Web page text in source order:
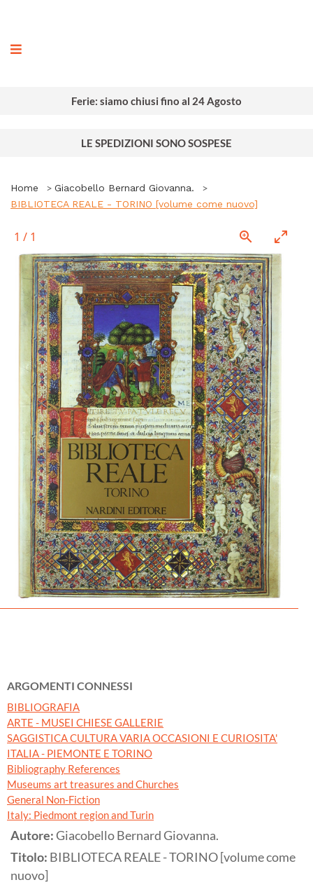
Ferie: siamo chiusi fino al 24 Agosto
LE SPEDIZIONI SONO SOSPESE
Home
Giacobello Bernard Giovanna.
BIBLIOTECA REALE - TORINO [volume come nuovo]
1 / 1
ARGOMENTI CONNESSI
BIBLIOGRAFIA
ARTE - MUSEI CHIESE GALLERIE
SAGGISTICA CULTURA VARIA OCCASIONI E CURIOSITA'
ITALIA - PIEMONTE E TORINO
Bibliography References
Museums art treasures and Churches
General Non-Fiction
Italy: Piedmont region and Turin
Autore:Giacobello Bernard Giovanna.
Titolo: BIBLIOTECA REALE - TORINO [volume come
nuovo]